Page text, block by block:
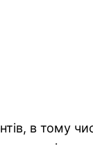
в тому